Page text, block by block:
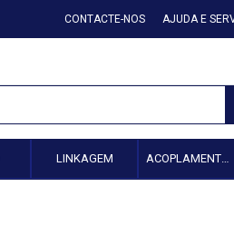
CONTACTE-NOS AJUDA E
LINKAGEM ACOPLAMENTO HIDRÁULICO